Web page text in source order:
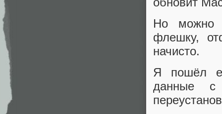
Но можно
флешку,
начисто.
Я пошёл
данные с